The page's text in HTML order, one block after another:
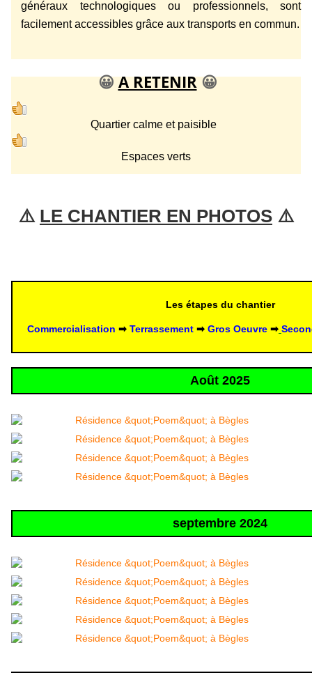
généraux technologiques ou professionnels, sont
facilement accessibles grâce aux transports en commun.
😀 A RETENIR 😀
Quartier calme et paisible
Espaces verts
⚠️ LE CHANTIER EN PHOTOS ⚠️
Les étapes du chantier
Commercialisation ➡ Terrassement ➡ Gros Oeuvre ➡
Août 2025
septembre 2024